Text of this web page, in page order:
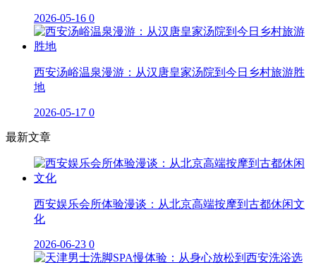
2026-05-16 0
西安汤峪温泉漫游：从汉唐皇家汤院到今日乡村旅游胜
地
2026-05-17 0
最新文章
西安娱乐会所体验漫谈：从北京高端按摩到古都休闲文
化
2026-06-23 0